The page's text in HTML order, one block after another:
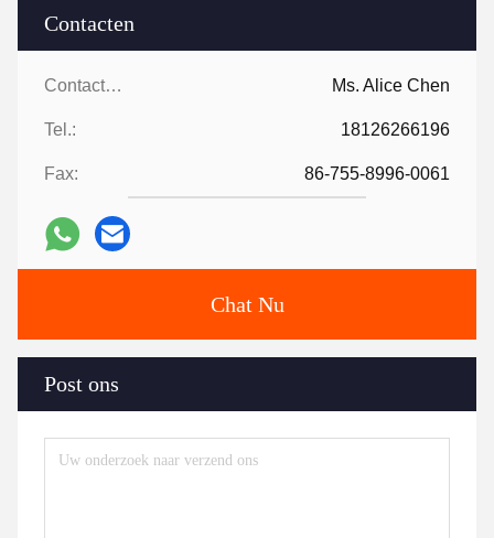
Contacten
Contacten: Ms. Alice Chen
Tel.: 18126266196
Fax: 86-755-8996-0061
Chat Nu
Post ons